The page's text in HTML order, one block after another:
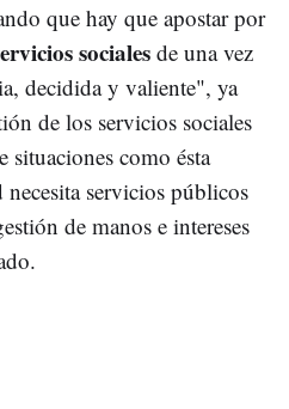
que hay que apostar por
sociales de una vez
decidida y valiente", ya
de los servicios sociales
situaciones como ésta
necesita servicios públicos
de manos e intereses